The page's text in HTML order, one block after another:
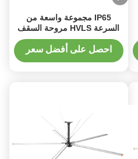
IP65 مجموعة واسعة من
السرعة HVLS مروحة السقف
مع تصميم مضغوط للمستودعات
اللوجستية
احصل على أفضل سعر